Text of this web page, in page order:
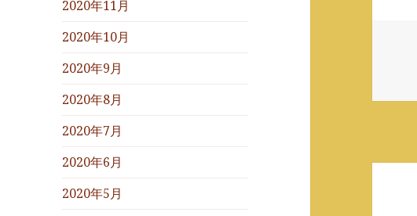
2020年11月
2020年10月
2020年9月
2020年8月
2020年7月
2020年6月
2020年5月